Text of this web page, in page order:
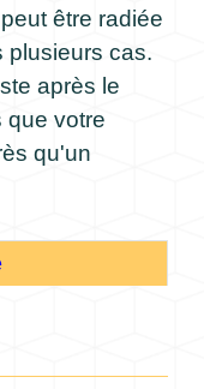
être radiée
plusieurs cas.
après le
que votre
qu'un